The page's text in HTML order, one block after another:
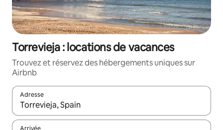
Torrevieja : locations de vacances
Trouvez et réservez des hébergements uniques sur
Airbnb
Adresse
Lorsque les résultats s'affichent, utilisez les flèches vers le